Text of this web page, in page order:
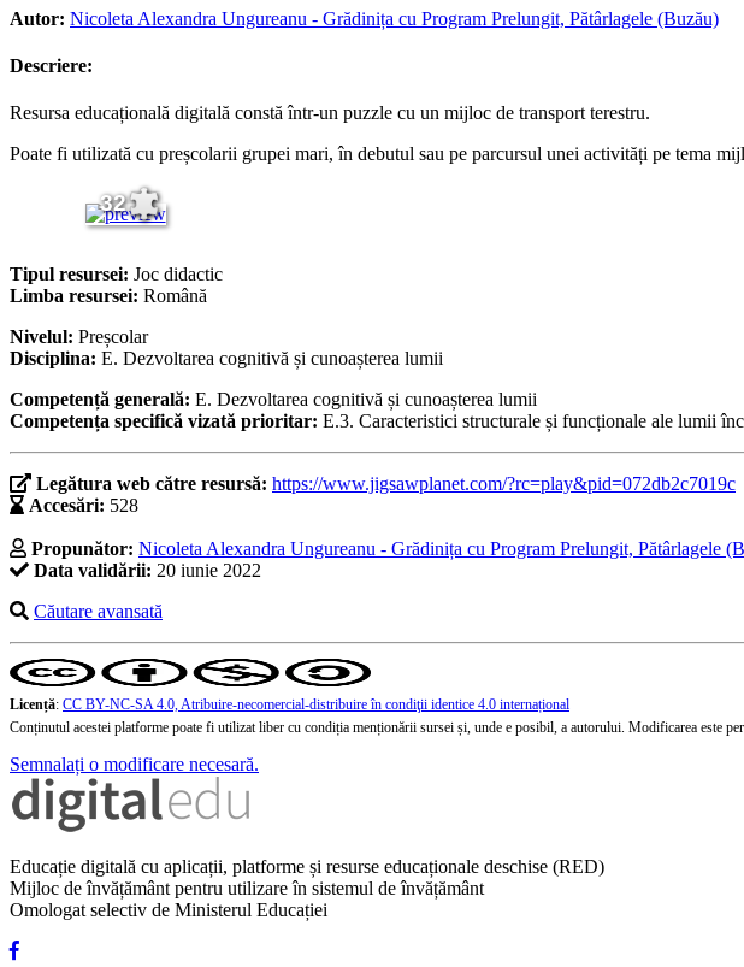
Autor: Nicoleta Alexandra Ungureanu - Grădinița cu Program Prelungit, Pătârlagele (Buzău)
Descriere:
Resursa educațională digitală constă într-un puzzle cu un mijloc de transport terestru.
Poate fi utilizată cu preșcolarii grupei mari, în debutul sau pe parcursul unei activități pe tema
32
Tipul resursei: Joc didactic
Limba resursei: Română
Nivelul: Preșcolar
Disciplina: E. Dezvoltarea cognitivă și cunoașterea lumii
Competență generală: E. Dezvoltarea cognitivă și cunoașterea lumii
Competența specifică vizată prioritar: E.3. Caracteristici structurale și funcționale ale lumii
Legătura web către resursă: https://www.jigsawplanet.com/?rc=play&pid=072db2c7019c
Accesări: 528
Propunător: Nicoleta Alexandra Ungureanu - Grădinița cu Program Prelungit, Pătârlagele
Data validării: 20 iunie 2022
Căutare avansată
Licență: CC BY-NC-SA 4.0, Atribuire-necomercial-distribuire în condiţii identice 4.0 internațional
Conținutul acestei platforme poate fi utilizat liber cu condiția menționării sursei și, unde e posibil, a autorului. Modificarea este
Semnalați o modificare necesară.
Educație digitală cu aplicații, platforme și resurse educaționale deschise (RED)
Mijloc de învățământ pentru utilizare în sistemul de învățământ
Omologat selectiv de Ministerul Educației